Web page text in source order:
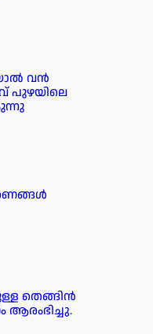
വൻ
പുഴയിലെ
തെങ്ങിൻ